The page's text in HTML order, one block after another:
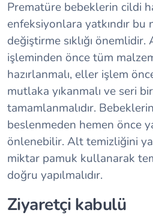
Prematüre bebeklerin cildi
enfeksiyonlara yatkındır bu
değiştirme sıklığı
işleminden önce tüm
hazırlanmalı, eller işlem
mutlaka yıkanmalı ve seri
tamamlanmalıdır.
beslenmeden hemen önce
önlenebilir. Alt temizliğini
miktar pamuk kullanarak
doğru yapılmalıdır.
Ziyaretçi kabulü